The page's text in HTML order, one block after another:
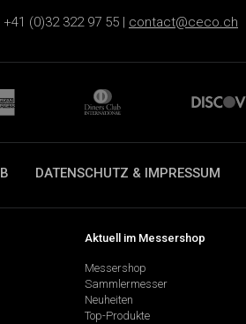
(0)32 322 97 55 | contact@ceco.ch
DATENSCHUTZ & IMPRESSUM
Aktuell im Messershop
Messershop
Sammlermesser
Neuheiten
Top-Produkte